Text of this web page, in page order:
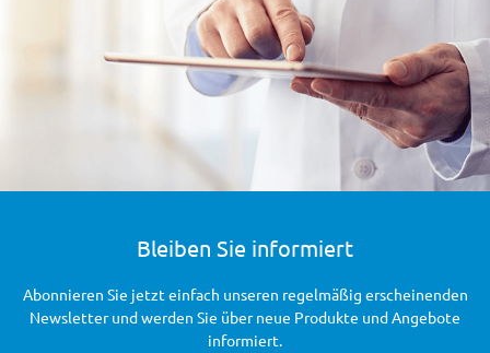
Bleiben Sie informiert
Abonnieren Sie jetzt einfach unseren regelmäßig erscheinenden
Newsletter und werden Sie über neue Produkte und Angebote
informiert.